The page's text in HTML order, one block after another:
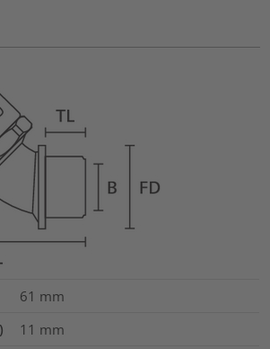
61 mm
11 mm